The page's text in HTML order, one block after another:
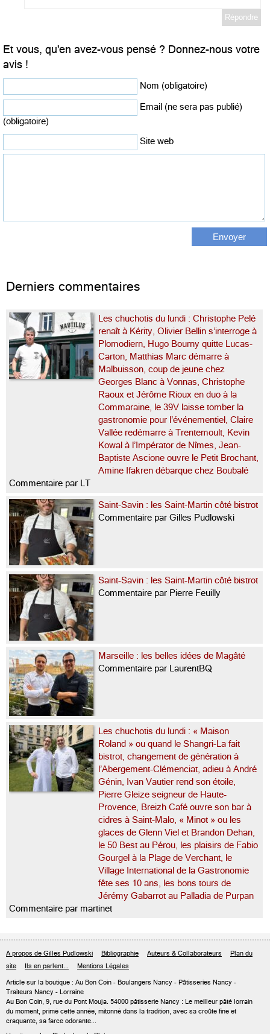
Répondre
Et vous, qu'en avez-vous pensé ? Donnez-nous votre
avis !
Nom (obligatoire)
Email (ne sera pas publié)
(obligatoire)
Site web
Derniers commentaires
Les chuchotis du lundi : Christophe Pelé
renaît à Kérity, Olivier Bellin s’interroge à
Plomodiern, Hugo Bourny quitte Lucas-
Carton, Matthias Marc démarre à
Malbuisson, coup de jeune chez
Georges Blanc à Vonnas, Christophe
Raoux et Jérôme Rioux en duo à la
Commaraine, le 39V laisse tomber la
gastronomie pour l’événementiel, Claire
Vallée redémarre à Trentemoult, Kevin
Kowal à l’Impérator de Nîmes, Jean-
Baptiste Ascione ouvre le Petit Brochant,
Amine Ifakren débarque chez Boubalé
Commentaire par LT
Saint-Savin : les Saint-Martin côté bistrot
Commentaire par Gilles Pudlowski
Saint-Savin : les Saint-Martin côté bistrot
Commentaire par Pierre Feuilly
Marseille : les belles idées de Magâté
Commentaire par LaurentBQ
Les chuchotis du lundi : « Maison
Roland » ou quand le Shangri-La fait
bistrot, changement de génération à
l’Abergement-Clémenciat, adieu à André
Génin, Ivan Vautier rend son étoile,
Pierre Gleize seigneur de Haute-
Provence, Breizh Café ouvre son bar à
cidres à Saint-Malo, « Minot » ou les
glaces de Glenn Viel et Brandon Dehan,
le 50 Best au Pérou, les plaisirs de Fabio
Gourgel à la Plage de Verchant, le
Village International de la Gastronomie
fête ses 10 ans, les bons tours de
Jérémy Gabarrot au Palladia de Purpan
Commentaire par martinet
A propos de Gilles Pudlowski Bibliographie Auteurs & Collaborateurs
Plan du
site
Ils en parlent... Mentions Légales
Article sur la boutique : Au Bon Coin - Boulangers Nancy - Pâtisseries Nancy -
Traiteurs Nancy - Lorraine
Au Bon Coin, 9, rue du Pont Mouja. 54000 pâtisserie Nancy : Le meilleur pâté lorrain
du moment, primé cette année, mitonné dans la tradition, avec sa croûte fine et
craquante, sa farce odorante...